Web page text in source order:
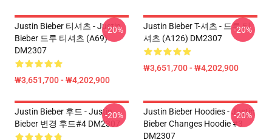
Justin Bieber 티셔츠 - Justin
Bieber 드루 티셔츠 (A69)
DM2307
₩3,651,700 - ₩4,202,900
-20%
Justin Bieber T-셔츠 - 드루 티
셔츠 (A126) DM2307
₩3,651,700 - ₩4,202,900
-20%
Justin Bieber 후드 - Justin
Bieber 변경 후드#4 DM2307
-20%
Justin Bieber Hoodies - Justin
Bieber Changes Hoodie #3
DM2307
-20%